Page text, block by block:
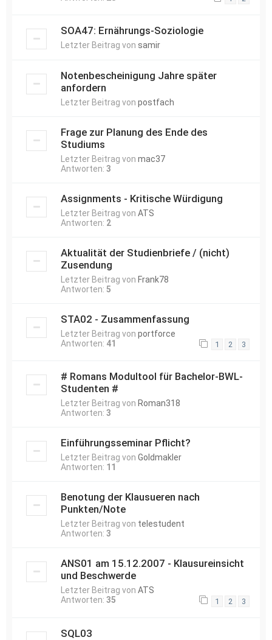
SOA47: Ernährungs-Soziologie
Letzter Beitrag von samir
Notenbescheinigung Jahre später
anfordern
Letzter Beitrag von postfach
Frage zur Planung des Ende des
Studiums
Letzter Beitrag von mac37
Antworten: 3
Assignments - Kritische Würdigung
Letzter Beitrag von ATS
Antworten: 2
Aktualität der Studienbriefe / (nicht)
Zusendung
Letzter Beitrag von Frank78
Antworten: 5
STA02 - Zusammenfassung
Letzter Beitrag von portforce
Antworten: 41 1 2 3
# Romans Modultool für Bachelor-BWL-
Studenten #
Letzter Beitrag von Roman318
Antworten: 3
Einführungsseminar Pflicht?
Letzter Beitrag von Goldmakler
Antworten: 11
Benotung der Klausueren nach
Punkten/Note
Letzter Beitrag von telestudent
Antworten: 3
ANS01 am 15.12.2007 - Klausureinsicht
und Beschwerde
Letzter Beitrag von ATS
Antworten: 35 1 2 3
SQL03